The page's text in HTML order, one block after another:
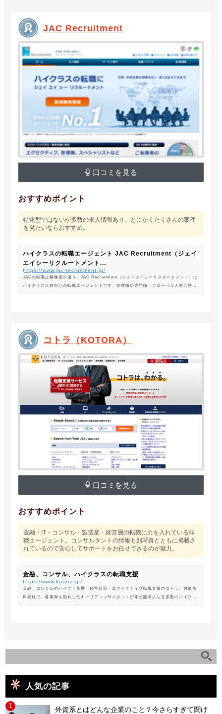
JAC Recruitment
口コミを見る
おすすめポイント
特化型ではないが多数の求人情報あり。とにかくたくさんの案件
を見たいならおすすめ。
ハイクラスの転職エージェント JAC Recruitment（ジェイ
エイシーリクルートメント...
https://www.jac-recruitment.jp/
JACの転職は解像度が違う。JAC Recruitment（ジェイエイシーリクルートメント）は
ハイクラス人材向けの転職エージェントです。管理職や専門職、グローバル人材に特化
コトラ（KOTORA）
口コミを見る
おすすめポイント
金融・IT・コンサル・製造業・経営層の転職に力を入れている転
職エージェント。コンサルタントの情報も顔写真とともに掲載さ
れているので安心してサポートをお任せできるのが魅力。
金融、コンサル、ハイクラスの転職支援
https://www.kotora.jp/
金融、コンサルのハイクラス層、経営幹部・エグゼクティブ転職支援のコトラ。簡単無
料登録で、各業界を熟知したキャリアコンサルタントが非公開求人など多数のハイクラ
人気の記事
1
外資系とはどんな企業のこと？今さらすぎて聞け